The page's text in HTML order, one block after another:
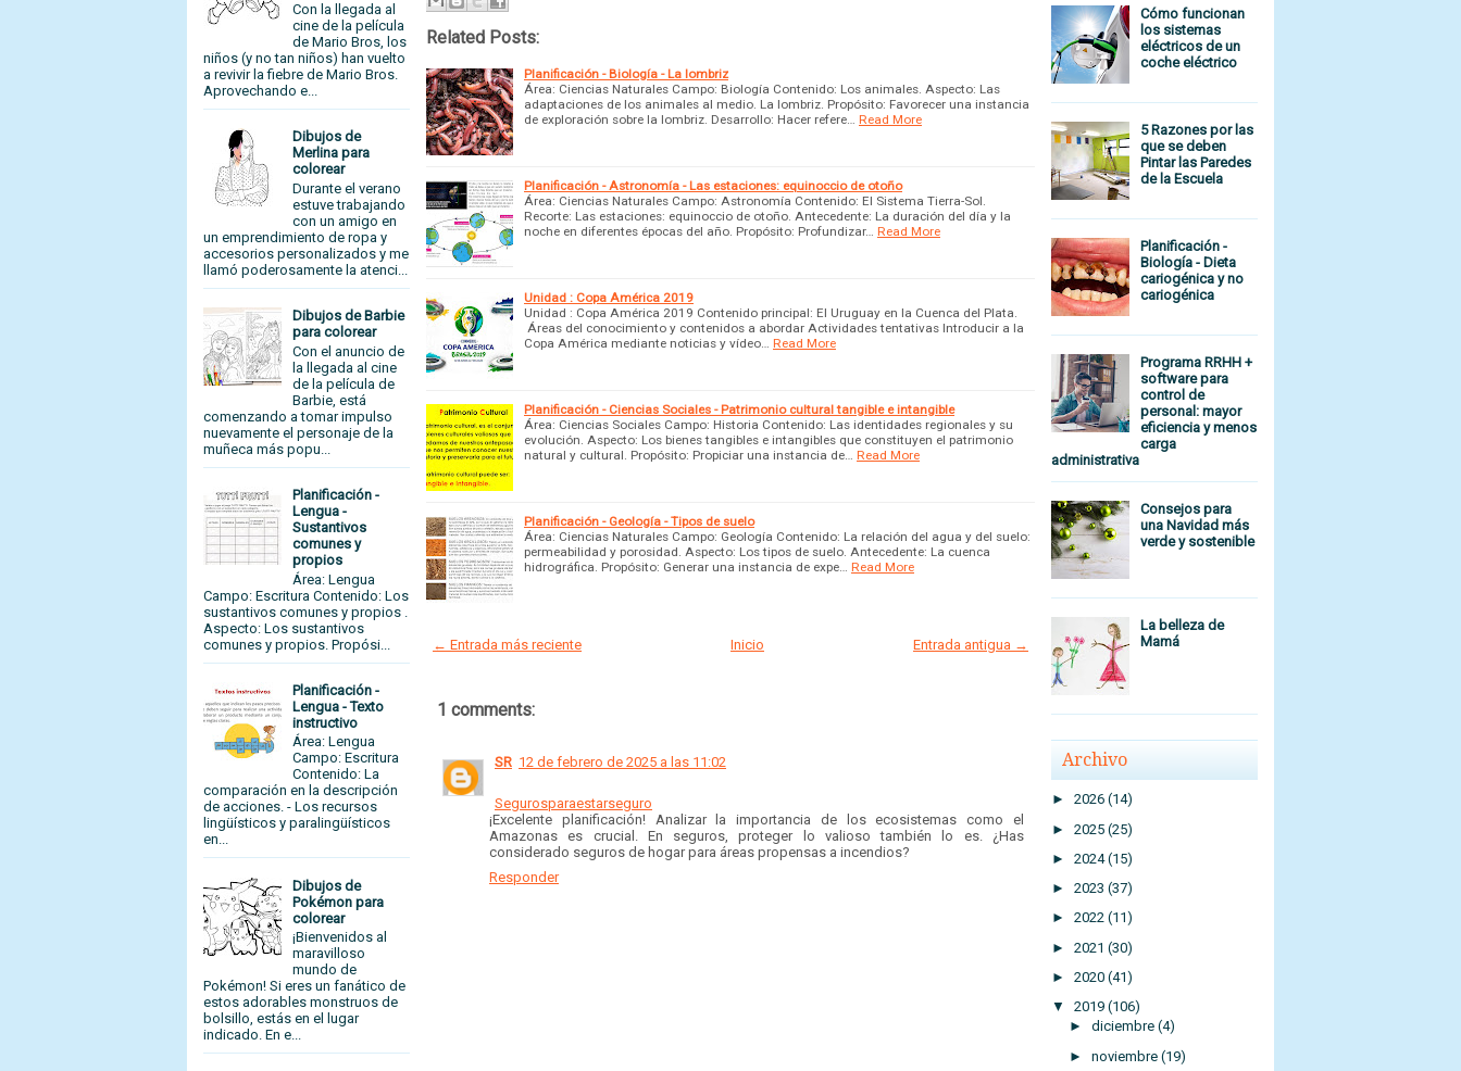
Con la llegada al
cine de la película
de Mario Bros, los
niños (y no tan niños) han vuelto
a revivir la fiebre de Mario Bros.
Aprovechando e...
Dibujos de
Merlina para
colorear
Durante el verano
estuve trabajando
con un amigo en
un emprendimiento de ropa y
accesorios personalizados y me
llamó poderosamente la atenci...
Dibujos de Barbie
para colorear
Con el anuncio de
la llegada al cine
de la película de
Barbie, está
comenzando a tomar impulso
nuevamente el personaje de la
muñeca más popu...
Planificación -
Lengua -
Sustantivos
comunes y
propios
Área: Lengua
Campo: Escritura Contenido: Los
sustantivos comunes y propios .
Aspecto: Los sustantivos
comunes y propios. Propósi...
Planificación -
Lengua - Texto
instructivo
Área: Lengua
Campo: Escritura
Contenido: La
comparación en la descripción
de acciones. - Los recursos
lingüísticos y paralingüísticos
en...
Dibujos de
Pokémon para
colorear
¡Bienvenidos al
maravilloso
mundo de
Pokémon! Si eres un fanático de
estos adorables monstruos de
bolsillo, estás en el lugar
indicado. En e...
Related Posts:
Planificación - Biología - La lombriz
Área: Ciencias Naturales Campo: Biología Contenido: Los animales. Aspecto: Las
adaptaciones de los animales al medio. La lombriz. Propósito: Favorecer una instancia
de exploración sobre la lombriz. Desarrollo: Hacer refere…
Read More
Planificación - Astronomía - Las estaciones: equinoccio de otoño
Área: Ciencias Naturales Campo: Astronomía Contenido: El Sistema Tierra-Sol.
Recorte: Las estaciones: equinoccio de otoño. Antecedente: La duración del día y la
noche en diferentes épocas del año. Propósito: Profundizar…
Read More
Unidad : Copa América 2019
Unidad : Copa América 2019 Contenido principal: El Uruguay en la Cuenca del Plata.
Áreas del conocimiento y contenidos a abordar Actividades tentativas Introducir a la
Copa América mediante noticias y vídeo…
Read More
Planificación - Ciencias Sociales - Patrimonio cultural tangible e intangible
Área: Ciencias Sociales Campo: Historia Contenido: Las identidades regionales y su
evolución. Aspecto: Los bienes tangibles e intangibles que constituyen el patrimonio
natural y cultural. Propósito: Propiciar una instancia de…
Read More
Planificación - Geología - Tipos de suelo
Área: Ciencias Naturales Campo: Geología Contenido: La relación del agua y del suelo:
permeabilidad y porosidad. Aspecto: Los tipos de suelo. Antecedente: La cuenca
hidrográfica. Propósito: Generar una instancia de expe…
Read More
← Entrada más reciente Entrada antigua →
Inicio
1 comments:
SR 12 de febrero de 2025 a las 11:02
Segurosparaestarseguro
¡Excelente planificación! Analizar la importancia de los ecosistemas como el
Amazonas es crucial. En seguros, proteger lo valioso también lo es. ¿Has
considerado seguros de hogar para áreas propensas a incendios?
Responder
Cómo funcionan
los sistemas
eléctricos de un
coche eléctrico
5 Razones por las
que se deben
Pintar las Paredes
de la Escuela
Planificación -
Biología - Dieta
cariogénica y no
cariogénica
Programa RRHH +
software para
control de
personal: mayor
eficiencia y menos
carga
administrativa
Consejos para
una Navidad más
verde y sostenible
La belleza de
Mamá
Archivo
► 2026 (14)
► 2025 (25)
► 2024 (15)
► 2023 (37)
► 2022 (11)
► 2021 (30)
► 2020 (41)
▼
2019 (106)
► diciembre (4)
► noviembre (19)